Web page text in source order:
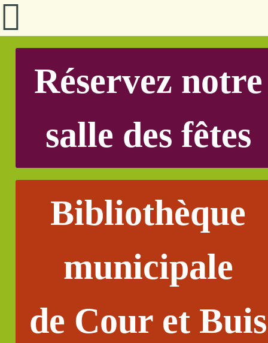
Réservez notre
salle des fêtes
Bibliothèque
municipale
de Cour et Buis